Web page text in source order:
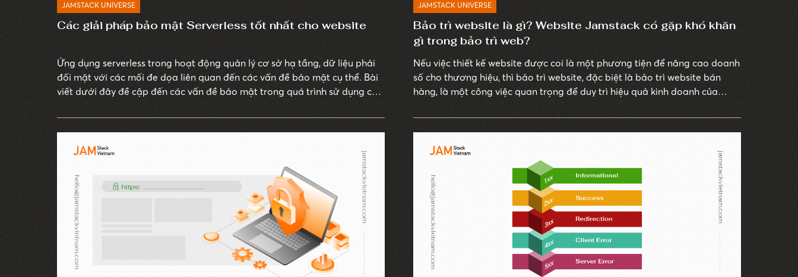
JAMSTACK UNIVERSE
Các giải pháp bảo mật Serverless tốt nhất cho website
Ứng dụng serverless trong hoạt động quản lý cơ sở hạ tầng, dữ liệu phải
đối mặt với các mối đe dọa liên quan đến các vấn đề bảo mật cụ thể. Bài
viết dưới đây đề cập đến các vấn đề bảo mật trong quá trình sử dụng cơ
này.
JAMSTACK UNIVERSE
Bảo trì website là gì? Website Jamstack có gặp khó khăn
gì trong bảo trì web?
Nếu việc thiết kế website được coi là một phương tiện để nâng cao doanh
số cho thương hiệu, thì bảo trì website, đặc biệt là bảo trì website bán
hàng, là một công việc quan trọng để duy trì hiệu quả kinh doanh của
đảm bảo hoạt động ổn định và nâng cấp liên tục cho website.